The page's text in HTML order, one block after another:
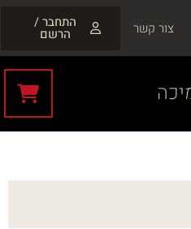
צור קשר התחבר /
הרשם